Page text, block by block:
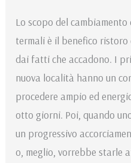
Lo scopo del
termali è il benefico ristoro
dai fatti che accadono. I
nuova lo­calità hanno un
procedere ampio ed
otto giorni. Poi, quando
un progressivo
o, meglio, vorrebbe starle